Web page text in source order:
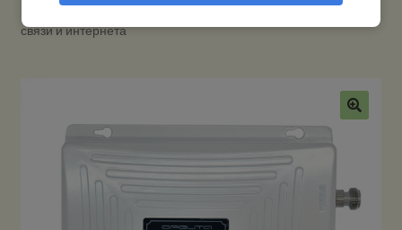
4G 800/1800) — Усилитель сигнала мобильной (беспроводной)
связи и интернета